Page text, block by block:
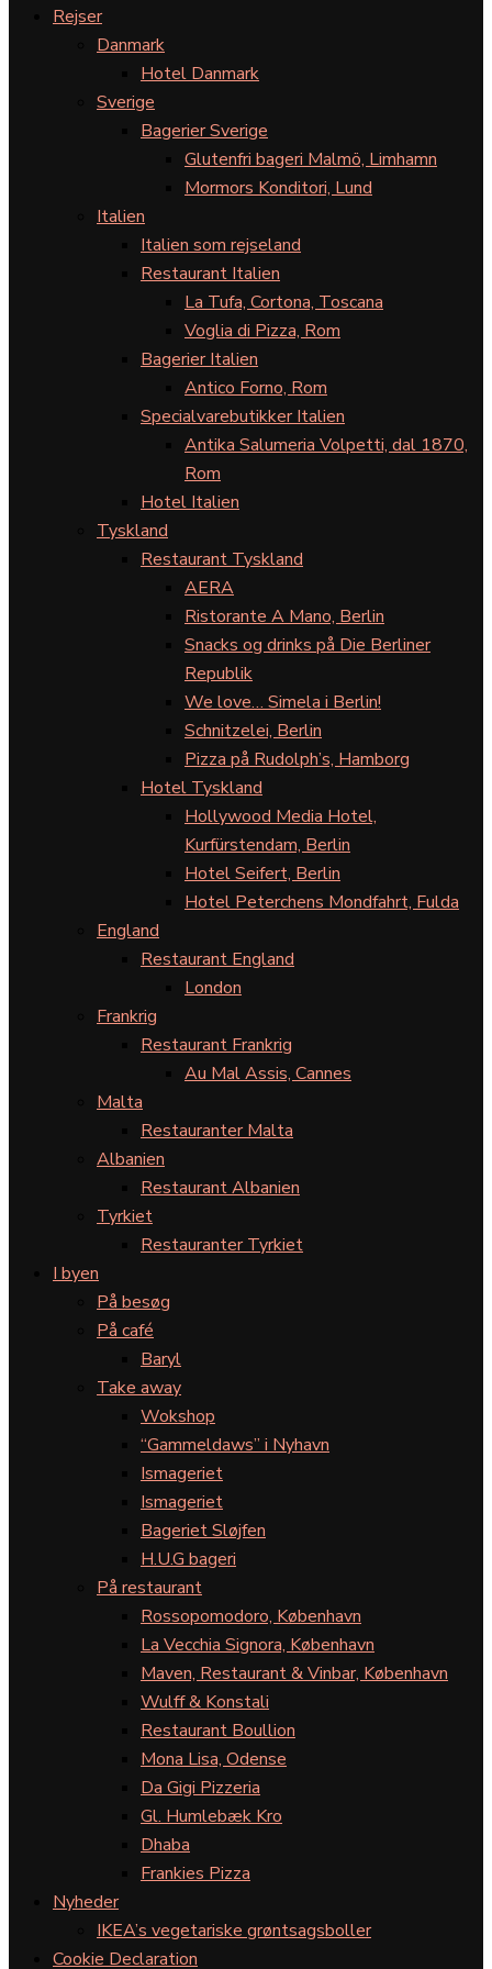
Rejser
Danmark
Hotel Danmark
Sverige
Bagerier Sverige
Glutenfri bageri Malmö, Limhamn
Mormors Konditori, Lund
Italien
Italien som rejseland
Restaurant Italien
La Tufa, Cortona, Toscana
Voglia di Pizza, Rom
Bagerier Italien
Antico Forno, Rom
Specialvarebutikker Italien
Antika Salumeria Volpetti, dal 1870,
Rom
Hotel Italien
Tyskland
Restaurant Tyskland
AERA
Ristorante A Mano, Berlin
Snacks og drinks på Die Berliner
Republik
We love… Simela i Berlin!
Schnitzelei, Berlin
Pizza på Rudolph’s, Hamborg
Hotel Tyskland
Hollywood Media Hotel,
Kurfürstendam, Berlin
Hotel Seifert, Berlin
Hotel Peterchens Mondfahrt, Fulda
England
Restaurant England
London
Frankrig
Restaurant Frankrig
Au Mal Assis, Cannes
Malta
Restauranter Malta
Albanien
Restaurant Albanien
Tyrkiet
Restauranter Tyrkiet
I byen
På besøg
På café
Baryl
Take away
Wokshop
“Gammeldaws” i Nyhavn
Ismageriet
Ismageriet
Bageriet Sløjfen
H.U.G bageri
På restaurant
Rossopomodoro, København
La Vecchia Signora, København
Maven, Restaurant & Vinbar, København
Wulff & Konstali
Restaurant Boullion
Mona Lisa, Odense
Da Gigi Pizzeria
Gl. Humlebæk Kro
Dhaba
Frankies Pizza
Nyheder
IKEA’s vegetariske grøntsagsboller
Cookie Declaration